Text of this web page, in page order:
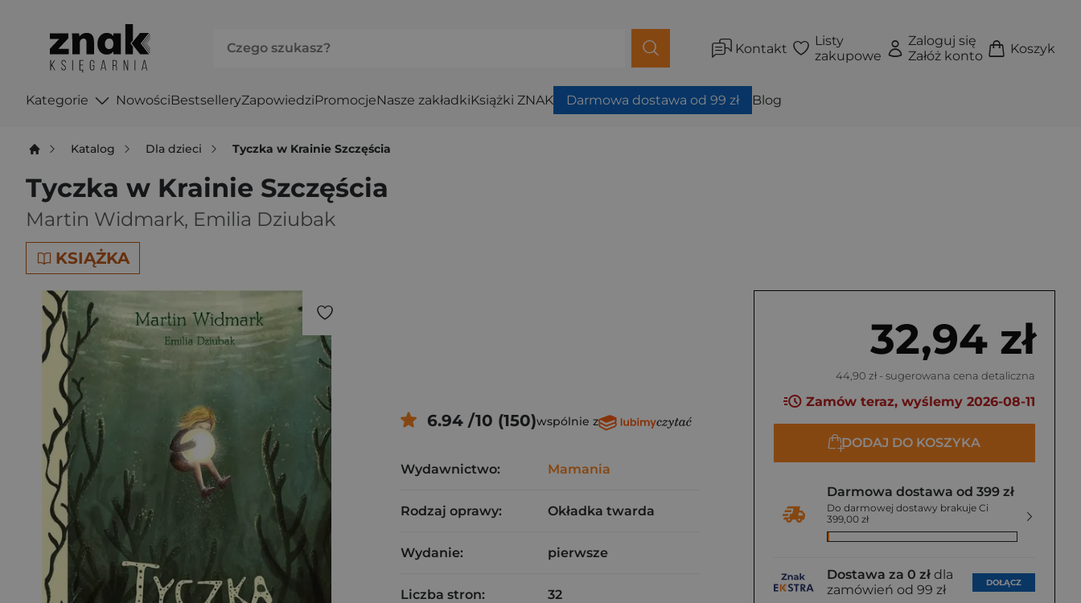
Kontakt
Listy
zakupowe
Zaloguj się
Załóż konto
Koszyk
Kategorie NowościBestselleryZapowiedziPromocjeNasze zakładkiKsiążki ZNAK Darmowa dostawa od 99 zł Blog
Katalog Dla dzieci Tyczka w Krainie Szczęścia
Tyczka w Krainie Szczęścia
Martin Widmark, Emilia Dziubak
KSIĄŻKA
32,94 zł
44,90 zł - sugerowana cena detaliczna
Zamów teraz, wyślemy 2026-08-11
DODAJ DO KOSZYKA
Darmowa dostawa od 399 zł
Do darmowej dostawy brakuje Ci
399,00 zł
Dostawa za 0 zł dla
zamówień od 99 zł
DOŁĄCZ
6.94 /10 (150)wspólnie z
Wydawnictwo: Mamania
Rodzaj oprawy: Okładka twarda
Wydanie: pierwsze
Liczba stron: 32